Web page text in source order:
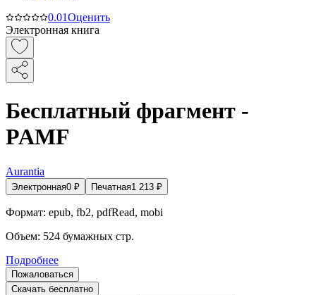
0.01Оценить
Электронная книга
Бесплатный фрагмент -
PAMF
Aurantia
Электронная0 ₽ Печатная1 213 ₽
Формат: epub, fb2, pdfRead, mobi
Объем: 524 бумажных стр.
Подробнее
Пожаловаться
Скачать бесплатно